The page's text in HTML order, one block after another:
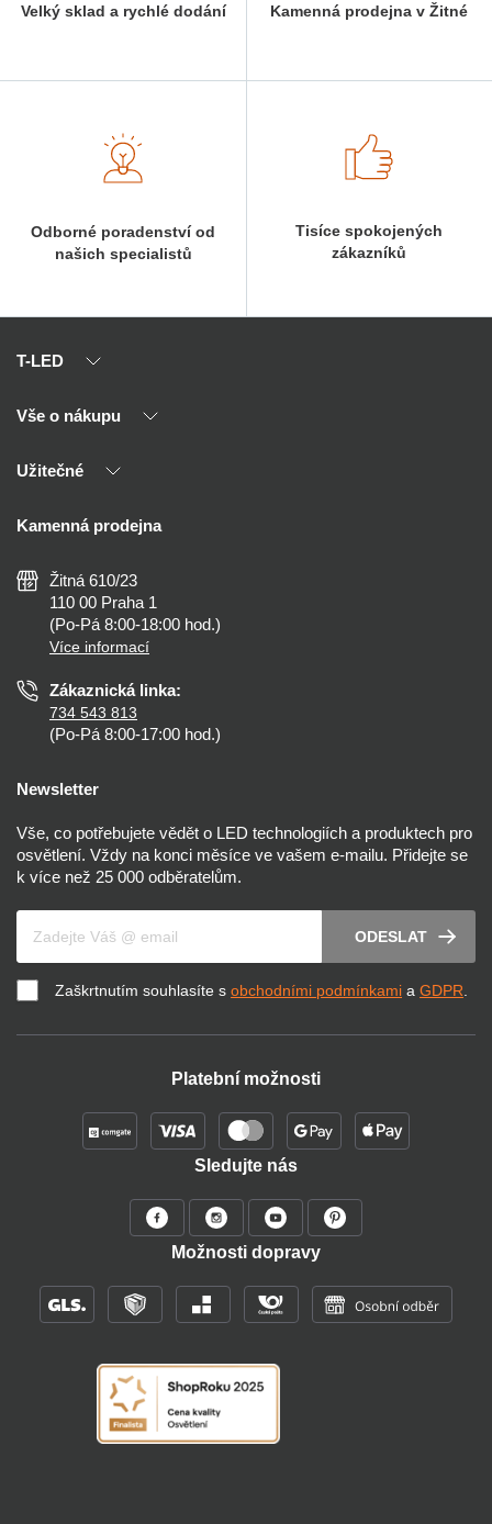
Velký sklad a rychlé dodání Kamenná prodejna v Žitné
Odborné poradenství od
našich specialistů
Tisíce spokojených
zákazníků
T-LED
O nás
Kontakty
Vše o nákupu
Výhody T-LED
Montáž
Nejčastější dotazy
Než koupíte
Osvětlení dle místnosti
Užitečné
Reklamace a vrácení
Zásady ochrany soukromí
Nastavení cookies
Prohlášení o přístupnosti
Kamenná prodejna
Žitná 610/23
110 00 Praha 1
(Po-Pá 8:00-18:00 hod.)
Více informací
Zákaznická linka:
734 543 813
(Po-Pá 8:00-17:00 hod.)
Newsletter
Vše, co potřebujete vědět o LED technologiích a produktech pro
osvětlení. Vždy na konci měsíce ve vašem e-mailu. Přidejte se
k více než 25 000 odběratelům.
ODESLAT
Zaškrtnutím souhlasíte s obchodními podmínkami a GDPR.
Platební možnosti
Sledujte nás
Možnosti dopravy